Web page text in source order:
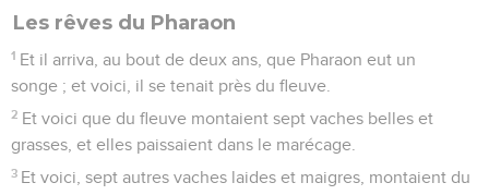
Les rêves du Pharaon
1 Et il arriva, au bout de deux ans, que Pharaon eut un
songe ; et voici, il se tenait près du fleuve.
2 Et voici que du fleuve montaient sept vaches belles et
grasses, et elles paissaient dans le marécage.
3 Et voici, sept autres vaches laides et maigres, montaient du